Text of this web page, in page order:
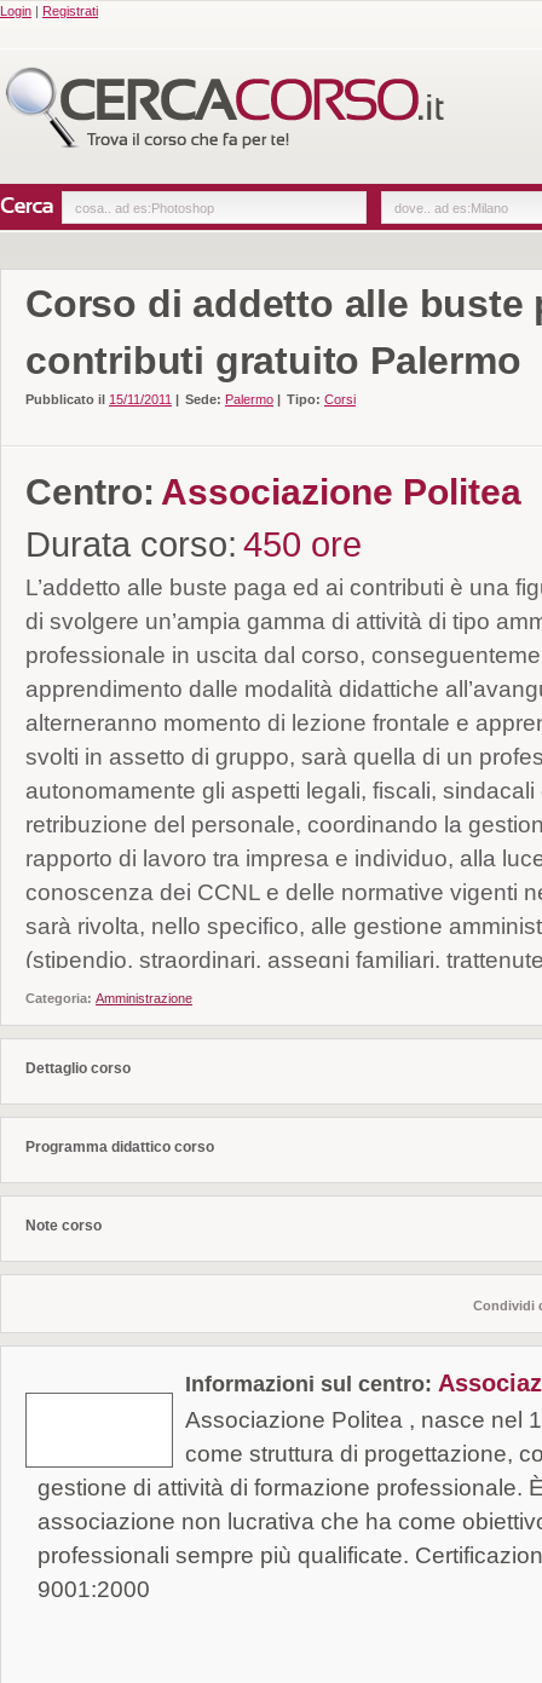
Login | Registrati
Corso di addetto alle buste
contributi gratuito Palermo
Pubblicato il 15/11/2011 | Sede: Palermo | Tipo: Corsi
Centro: Associazione Politea
Durata corso: 450 ore
L’addetto alle buste paga ed ai contributi è una
di svolgere un’ampia gamma di attività di tipo
professionale in uscita dal corso,
apprendimento dalle modalità didattiche
alterneranno momento di lezione frontale e
svolti in assetto di gruppo, sarà quella di un
autonomamente gli aspetti legali, fiscali,
retribuzione del personale, coordinando la
rapporto di lavoro tra impresa e individuo, alla
conoscenza dei CCNL e delle normative vigenti
sarà rivolta, nello specifico, alle gestione
(stipendio, straordinari, assegni familiari,
L’addetto alle paghe e contributi sarà in grado,
dei libri obbligatori secondo le leggi vigenti (libro
verificare l’esattezza contabile degli stipendi,
all’interno delle attività formative, verrà rivolta
alla gestione del personale e dei software di
conoscenza della lingua inglese e al
individuali utili nella gestione del ruolo
efficace, problem solving ecc.)
Categoria: Amministrazione
Dettaglio corso
Programma didattico corso
Note corso
Condividi
Informazioni sul centro:
Associazione Politea , nasce nel
come struttura di progettazione,
gestione di attività di formazione professionale.
associazione non lucrativa che ha come
professionali sempre più qualificate.
9001:2000